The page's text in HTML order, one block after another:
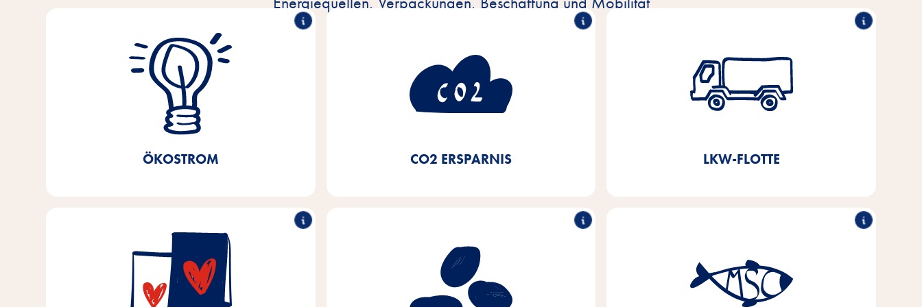
ÖKOSTROM
100% Ökostrom
Seit 2021 nutzen wir 100% Ökostrom in unseren
Produktionsstätten, unserem Zentrallager und der
Verwaltung am Standort Bremen/Niedersachsen.
Dadurch konnte eine CO
2
Ersparnis von 40%
CO2 ERSPARNIS
50% weniger CO
Durch die Nutzung von Ökostrom und die
Umstellung auf Nahwärmsysteme und
Brennwertkessel unserer Heizungseinrichtungen
LKW-FLOTTE
Reduktion der LKW-Flotte
um 50%
Durch die Errichtung eines voll automatisierten
90% recyclingfähig
In unseren Produktionsstätten in Bremen und
Niedersachen verwenden wir schon zu über 90%
recyclingfähige Verpackungen. Bis 2025 streben
Nachhaltiger Einkauf von
Soja
Fisch
Bis 2025 streben wir an, die Fisch- und